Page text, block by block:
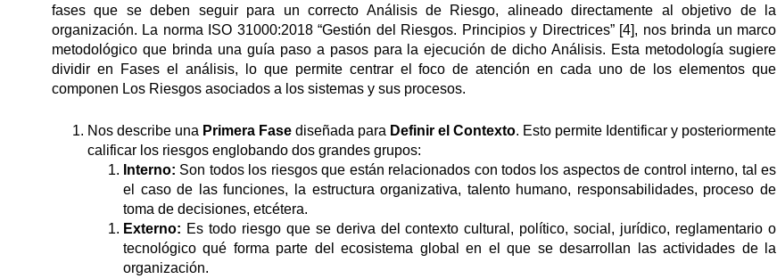
fases que se deben seguir para un correcto Análisis de Riesgo, alineado directamente al objetivo de la
organización. La norma ISO 31000:2018 “Gestión del Riesgos. Principios y Directrices” [4], nos brinda un marco
metodológico que brinda una guía paso a pasos para la ejecución de dicho Análisis. Esta metodología sugiere
dividir en Fases el análisis, lo que permite centrar el foco de atención en cada uno de los elementos que
componen Los Riesgos asociados a los sistemas y sus procesos.
Nos describe una Primera Fase diseñada para Definir el Contexto. Esto permite Identificar y posteriormente
calificar los riesgos englobando dos grandes grupos:
Interno: Son todos los riesgos que están relacionados con todos los aspectos de control interno, tal es
el caso de las funciones, la estructura organizativa, talento humano, responsabilidades, proceso de
toma de decisiones, etcétera.
Externo: Es todo riesgo que se deriva del contexto cultural, político, social, jurídico, reglamentario o
tecnológico qué forma parte del ecosistema global en el que se desarrollan las actividades de la
organización.